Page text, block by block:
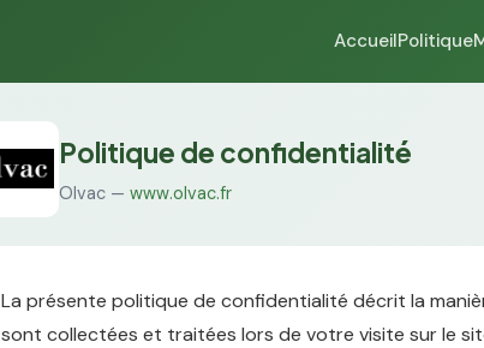
AccueilPolitique
Politique de confidentialité
Olvac — www.olvac.fr
La présente politique de confidentialité décrit la
sont collectées et traitées lors de votre visite sur le